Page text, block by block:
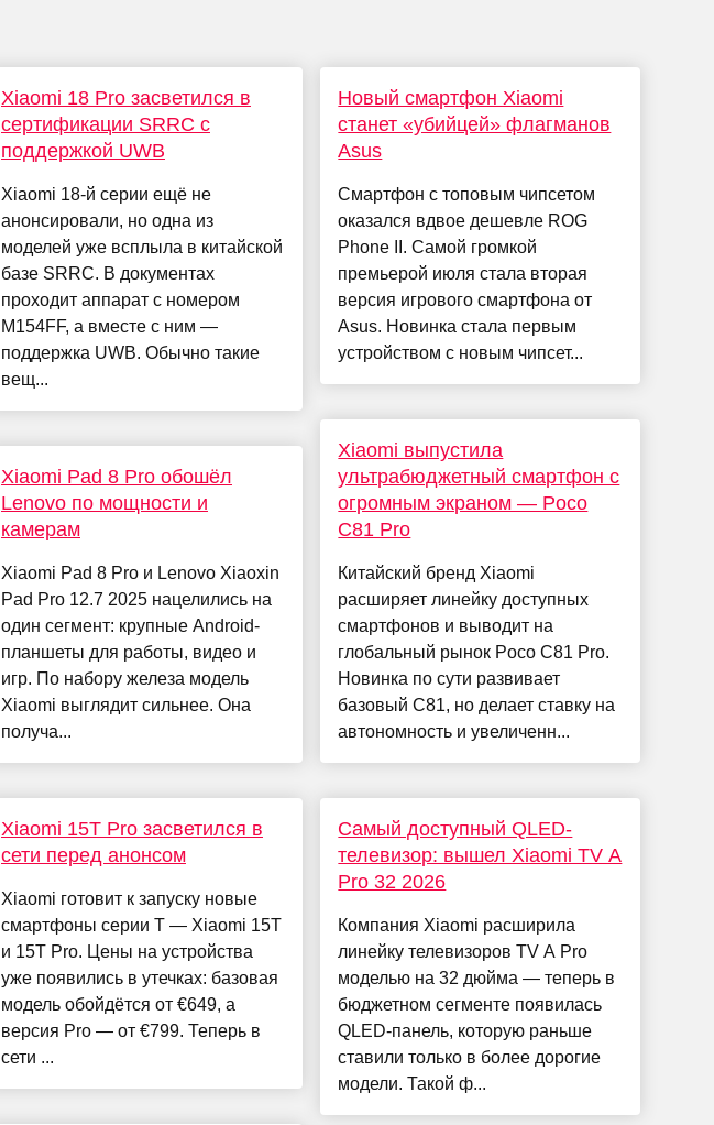
Xiaomi 18 Pro засветился в
сертификации SRRC с
поддержкой UWB
Xiaomi 18-й серии ещё не
анонсировали, но одна из
моделей уже всплыла в китайской
базе SRRC. В документах
проходит аппарат с номером
M154FF, а вместе с ним —
поддержка UWB. Обычно такие
вещ...
Xiaomi Pad 8 Pro обошёл
Lenovo по мощности и
камерам
Xiaomi Pad 8 Pro и Lenovo Xiaoxin
Pad Pro 12.7 2025 нацелились на
один сегмент: крупные Android-
планшеты для работы, видео и
игр. По набору железа модель
Xiaomi выглядит сильнее. Она
получа...
Xiaomi 15T Pro засветился в
сети перед анонсом
Xiaomi готовит к запуску новые
смартфоны серии T — Xiaomi 15T
и 15T Pro. Цены на устройства
уже появились в утечках: базовая
модель обойдётся от €649, а
версия Pro — от €799. Теперь в
сети ...
Новый смартфон Xiaomi
станет «убийцей» флагманов
Asus
Смартфон с топовым чипсетом
оказался вдвое дешевле ROG
Phone II. Самой громкой
премьерой июля стала вторая
версия игрового смартфона от
Asus. Новинка стала первым
устройством с новым чипсет...
Xiaomi выпустила
ультрабюджетный смартфон с
огромным экраном — Poco
C81 Pro
Китайский бренд Xiaomi
расширяет линейку доступных
смартфонов и выводит на
глобальный рынок Poco C81 Pro.
Новинка по сути развивает
базовый C81, но делает ставку на
автономность и увеличенн...
Самый доступный QLED-
телевизор: вышел Xiaomi TV A
Pro 32 2026
Компания Xiaomi расширила
линейку телевизоров TV A Pro
моделью на 32 дюйма — теперь в
бюджетном сегменте появилась
QLED-панель, которую раньше
ставили только в более дорогие
модели. Такой ф...